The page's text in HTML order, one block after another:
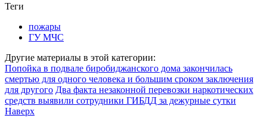
Теги
пожары
ГУ МЧС
Другие материалы в этой категории:
Попойка в подвале биробиджанского дома закончилась
смертью для одного человека и большим сроком заключения
для другого Два факта незаконной перевозки наркотических
средств выявили сотрудники ГИБДД за дежурные сутки
Наверх